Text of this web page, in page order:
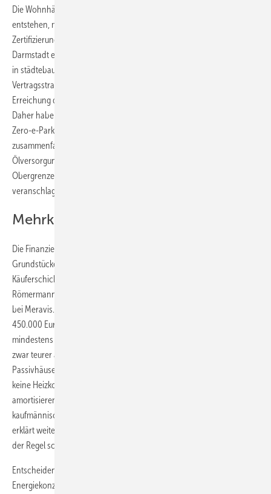
Die Wohnhäuser, die auf den nicht bebauten Grundstücken
entstehen, müssen – wie auch die fertigen Reihenhäuser –
Zertifizierungskriterien erfüllen, die vom Passivhaus-Institut in
Darmstadt erarbeitet wurden. Diese und andere Vorschriften werden
in städtebaulichen Verträgen umgesetzt, nach denen eine
Vertragsstrafe von bis zu 15.000 Euro droht, wenn der Nachweis zur
Erreichung des Passivhausstandards nicht geführt werden kann.
Daher haben die drei Bauträger ein Bauherrenhandbuch für den
Zero-e-Park herausgegeben, das die hier anwendbaren Richtlinien
zusammenfasst. So dürfen die Gebäude etwa über keinerlei Gas- oder
Ölversorgung verfügen; für den Restenergiebedarf ist eine
Obergrenze von 15 Kilowattstunden pro Quadratmeter und Jahr
veranschlagt.
Mehrkosten amortisieren sich
Die Finanzierung sowohl der Reihenhäuser als auch der freien
Grundstücke erfolgt überwiegend durch Eigenkapital. „Die
Käuferschicht verdient gut und hat bis zu zwei Kinder“, erklärt Melanie
Römermann, zuständig für Marketing, Presse und Sozialmanagement
bei Meravis. Der Preis für ein freistehendes Haus liege bei mindestens
450.000 Euro inklusive Grundstück, für ein Reihenhaus bei
mindestens 317.000 Euro. „Die Reihenhäuser sind in der Anschaffung
zwar teurer als vergleichbare konventionelle Objekte. Da bei diesen
Passivhäusern auch aufgrund der zusätzlichen Solaranlage nahezu
keine Heizkosten anfallen, werden die Mehrkosten sich relativ schnell
amortisieren“, hebt Ulrich Bauer, Leiter für Vertrieb und
kaufmännisches Vertragswesen bei der Firma Meravis, hervor. Er
erklärt weiter: „Die Mehrkosten der Reihenhäuser amortisieren sich in
der Regel schneller als die der freistehenden Gebäude.“
Entscheidend sei für viele Eigentümer neben dem innovativen
Energiekonzept die Lage des Zero-e-Parks: „Nirgendwo kann man